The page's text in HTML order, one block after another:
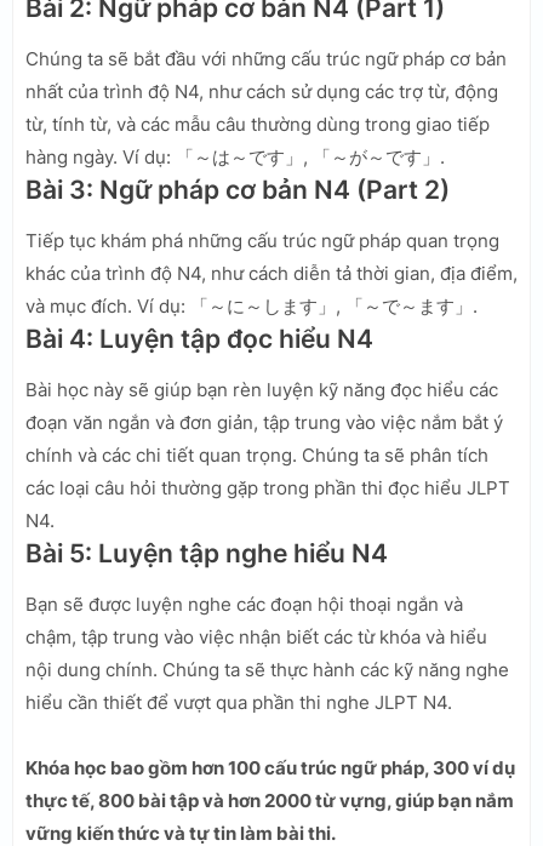
Bài 2: Ngữ pháp cơ bản N4 (Part 1)
Chúng ta sẽ bắt đầu với những cấu trúc ngữ pháp cơ bản
nhất của trình độ N4, như cách sử dụng các trợ từ, động
từ, tính từ, và các mẫu câu thường dùng trong giao tiếp
hàng ngày. Ví dụ: 「～は～です」, 「～が～です」.
Bài 3: Ngữ pháp cơ bản N4 (Part 2)
Tiếp tục khám phá những cấu trúc ngữ pháp quan trọng
khác của trình độ N4, như cách diễn tả thời gian, địa điểm,
và mục đích. Ví dụ: 「～に～します」, 「～で～ます」.
Bài 4: Luyện tập đọc hiểu N4
Bài học này sẽ giúp bạn rèn luyện kỹ năng đọc hiểu các
đoạn văn ngắn và đơn giản, tập trung vào việc nắm bắt ý
chính và các chi tiết quan trọng. Chúng ta sẽ phân tích
các loại câu hỏi thường gặp trong phần thi đọc hiểu JLPT
N4.
Bài 5: Luyện tập nghe hiểu N4
Bạn sẽ được luyện nghe các đoạn hội thoại ngắn và
chậm, tập trung vào việc nhận biết các từ khóa và hiểu
nội dung chính. Chúng ta sẽ thực hành các kỹ năng nghe
hiểu cần thiết để vượt qua phần thi nghe JLPT N4.
Khóa học bao gồm hơn 100 cấu trúc ngữ pháp, 300 ví dụ
thực tế, 800 bài tập và hơn 2000 từ vựng, giúp bạn nắm
vững kiến thức và tự tin làm bài thi.